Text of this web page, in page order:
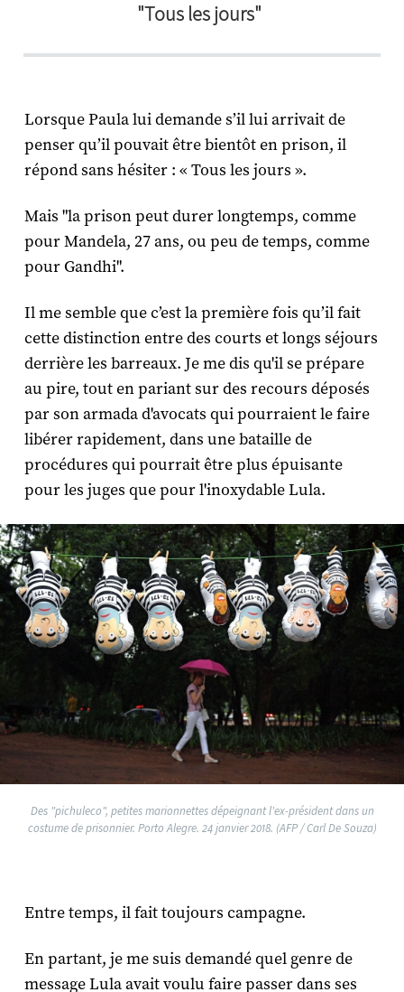
"Tous les jours"
Lorsque Paula lui demande s’il lui arrivait de
penser qu’il pouvait être bientôt en prison, il
répond sans hésiter : « Tous les jours ».
Mais "la prison peut durer longtemps, comme
pour Mandela, 27 ans, ou peu de temps, comme
pour Gandhi".
Il me semble que c’est la première fois qu’il fait
cette distinction entre des courts et longs séjours
derrière les barreaux. Je me dis qu'il se prépare
au pire, tout en pariant sur des recours déposés
par son armada d'avocats qui pourraient le faire
libérer rapidement, dans une bataille de
procédures qui pourrait être plus épuisante
pour les juges que pour l'inoxydable Lula.
Des "pichuleco", petites marionnettes dépeignant l'ex-président dans un
costume de prisonnier. Porto Alegre. 24 janvier 2018. (AFP / Carl De Souza)
Entre temps, il fait toujours campagne.
En partant, je me suis demandé quel genre de
message Lula avait voulu faire passer dans ses